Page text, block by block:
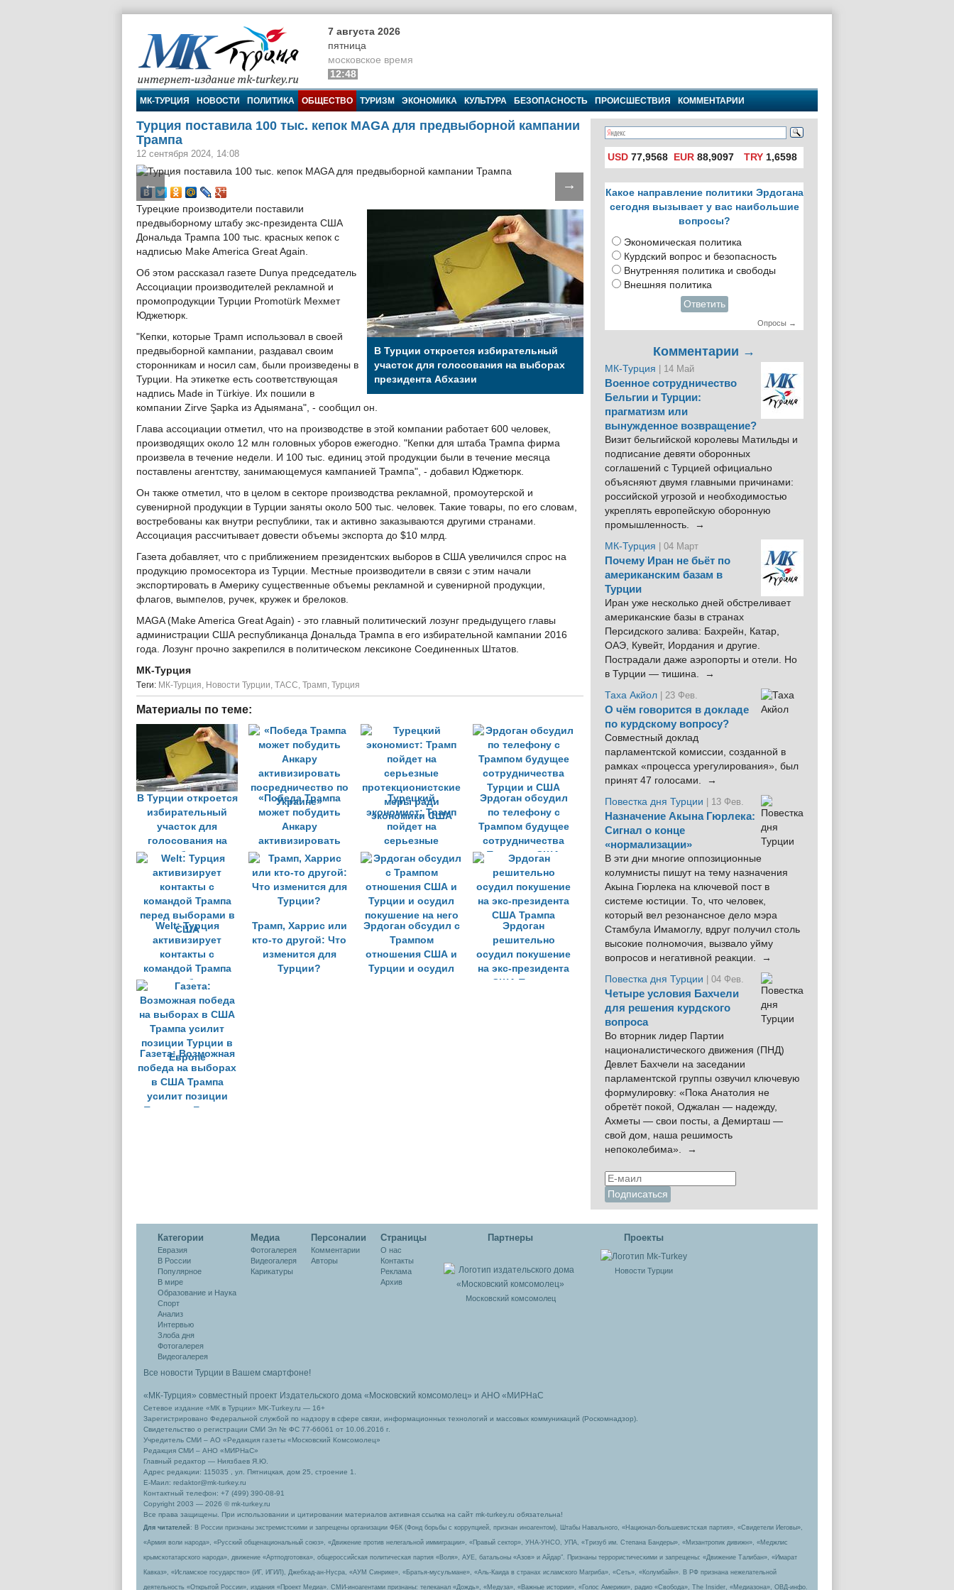
МК-Турция
7 августа 2026
пятница
московское время
12:48
МК-ТУРЦИЯ НОВОСТИ ПОЛИТИКА ОБЩЕСТВО ТУРИЗМ ЭКОНОМИКА КУЛЬТУРА БЕЗОПАСНОСТЬ ПРОИСШЕСТВИЯ КОММЕНТАРИИ
Турция поставила 100 тыс. кепок MAGA для предвыборной кампании
Трампа
12 сентября 2024, 14:08
← →
В Турции откроется избирательный
участок для голосования на выборах
президента Абхазии
Турецкие производители поставили
предвыборному штабу экс-президента США
Дональда Трампа 100 тыс. красных кепок с
надписью Make America Great Again.
Об этом рассказал газете Dunya председатель
Ассоциации производителей рекламной и
промопродукции Турции Promotürk Мехмет
Юджетюрк.
"Кепки, которые Трамп использовал в своей
предвыборной кампании, раздавал своим
сторонникам и носил сам, были произведены в
Турции. На этикетке есть соответствующая
надпись Made in Türkiye. Их пошили в
компании Zirve Şapka из Адыямана", - сообщил он.
Глава ассоциации отметил, что на производстве в этой компании работает 600 человек,
производящих около 12 млн головных уборов ежегодно. "Кепки для штаба Трампа фирма
произвела в течение недели. И 100 тыс. единиц этой продукции были в течение месяца
поставлены агентству, занимающемуся кампанией Трампа", - добавил Юджетюрк.
Он также отметил, что в целом в секторе производства рекламной, промоутерской и
сувенирной продукции в Турции заняты около 500 тыс. человек. Такие товары, по его словам,
востребованы как внутри республики, так и активно заказываются другими странами.
Ассоциация рассчитывает довести объемы экспорта до $10 млрд.
Газета добавляет, что с приближением президентских выборов в США увеличился спрос на
продукцию промосектора из Турции. Местные производители в связи с этим начали
экспортировать в Америку существенные объемы рекламной и сувенирной продукции,
флагов, вымпелов, ручек, кружек и брелоков.
MAGA (Make America Great Again) - это главный политический лозунг предыдущего главы
администрации США республиканца Дональда Трампа в его избирательной кампании 2016
года. Лозунг прочно закрепился в политическом лексиконе Соединенных Штатов.
МК-Турция
Tеги: МК-Турция, Новости Турции, ТАСС, Трамп, Турция
Материалы по теме:
В Турции откроется
избирательный
участок для
голосования на
выборах
президента
Абхазии
«Победа Трампа
может побудить
Анкару
активизировать
посредничество по
Украине»
Турецкий
экономист: Трамп
пойдет на
серьезные
протекционистские
меры ради
экономики США
Эрдоган обсудил
по телефону с
Трампом будущее
сотрудничества
Турции и США
Welt: Турция
активизирует
контакты с
командой Трампа
перед выборами в
США
Трамп, Харрис или
кто-то другой: Что
изменится для
Турции?
Эрдоган обсудил с
Трампом
отношения США и
Турции и осудил
Эрдоган
решительно
осудил покушение
на экс-президента
США Трампа
Газета: Возможная
победа на выборах
в США Трампа
усилит позиции
Турции в Европе
USD 77,9568 EUR 88,9097 TRY1,6598
Какое направление политики Эрдогана
сегодня вызывает у вас наибольшие
вопросы?
Экономическая политика
Курдский вопрос и безопасность
Внутренняя политика и свободы
Внешняя политика
Ответить
Опросы →
Комментарии →
МК-Турция | 14 Май
Военное сотрудничество
Бельгии и Турции:
прагматизм или
вынужденное возвращение?
Визит бельгийской королевы Матильды и
подписание девяти оборонных
соглашений с Турцией официально
объясняют двумя главными причинами:
российской угрозой и необходимостью
укреплять европейскую оборонную
промышленность. →
МК-Турция
| 04 Март
Почему Иран не бьёт по
американским базам в
Турции
Иран уже несколько дней обстреливает
американские базы в странах
Персидского залива: Бахрейн, Катар,
ОАЭ, Кувейт, Иордания и другие.
Пострадали даже аэропорты и отели. Но
в Турции — тишина. →
Таха Акйол | 23 Фев.
О чём говорится в докладе
по курдскому вопросу?
Совместный доклад
парламентской комиссии, созданной в
рамках «процесса урегулирования», был
принят 47 голосами. →
Повестка дня Турции
| 13 Фев.
Назначение Акына Гюрлека:
Сигнал о конце
«нормализации»
В эти дни многие оппозиционные
колумнисты пишут на тему назначения
Акына Гюрлека на ключевой пост в
системе юстиции. То, что человек,
который вел резонансное дело мэра
Стамбула Имамоглу, вдруг получил столь
высокие полномочия, вызвало уйму
вопросов и негативной реакции. →
Повестка дня Турции
| 04 Фев.
Четыре условия Бахчели
для решения курдского
вопроса
Во вторник лидер Партии
националистического движения (ПНД)
Девлет Бахчели на заседании
парламентской группы озвучил ключевую
формулировку: «Пока Анатолия не
обретёт покой, Оджалан — надежду,
Ахметы — свои посты, а Демирташ —
свой дом, наша решимость
непоколебима». →
Категории
Евразия
В России
Популярное
В мире
Образование и Наука
Спорт
Анализ
Интервью
Злоба дня
Фотогалерея
Видеогалерея
Медиа
Фотогалерея
Видеогалеря
Карикатуры
Персоналии
Комментарии
Авторы
Cтраницы
О нас
Контакты
Реклама
Архив
Партнеры
Московский комсомолец
Проекты
Новости Турции
Все новости Турции в Вашем смартфоне!
«МК-Турция» совместный проект Издательского дома «Московский комсомолец» и АНО «МИРНаС
Сетевое издание «МК в Турции» MK-Turkey.ru — 16+
Зарегистрировано Федеральной службой по надзору в сфере связи, информационных технологий и массовых коммуникаций (Роскомнадзор).
Свидетельство о регистрации СМИ Эл № ФС 77-66061 от 10.06.2016 г.
Учредитель СМИ – АО «Редакция газеты «Московский Комсомолец»
Редакция СМИ – АНО «МИРНаС»
Главный редактор — Ниязбаев Я.Ю.
Адрес редакции: 115035 , ул. Пятницкая, дом 25, строение 1.
Е-Маил: redaktor@mk-turkey.ru
Контактный телефон: +7 (499) 390-08-91
Copyright 2003 — 2026 © mk-turkey.ru
Все права защищены. При использовании и цитировании материалов активная ссылка на сайт mk-turkey.ru обязательна!
Для читателей : В России признаны экстремистскими и запрещены организации ФБК (Фонд борьбы с коррупцией, признан иноагентом), Штабы Навального, «Национал-большевистская партия», «Свидетели Иеговы»,
«Армия воли народа», «Русский общенациональный союз», «Движение против нелегальной иммиграции», «Правый сектор», УНА-УНСО, УПА, «Тризуб им. Степана Бандеры», «Мизантропик дивижн», «Меджлис
крымскотатарского народа», движение «Артподготовка», общероссийская политическая партия «Воля», АУЕ, батальоны «Азов» и Айдар″. Признаны террористическими и запрещены: «Движение Талибан», «Имарат
Кавказ», «Исламское государство» (ИГ, ИГИЛ), Джебхад-ан-Нусра, «АУМ Синрике», «Братья-мусульмане», «Аль-Каида в странах исламского Магриба», «Сеть», «Колумбайн». В РФ признана нежелательной
деятельность «Открытой России», издания «Проект Медиа». СМИ-иноагентами признаны: телеканал «Дождь», «Медуза», «Важные истории», «Голос Америки», радио «Свобода», The Insider, «Медиазона», ОВД-инфо.